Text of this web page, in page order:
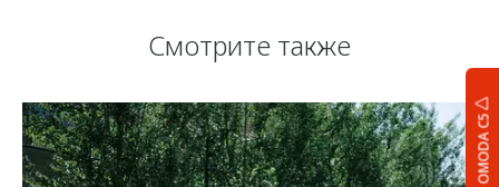
OMODA C5
Смотрите также